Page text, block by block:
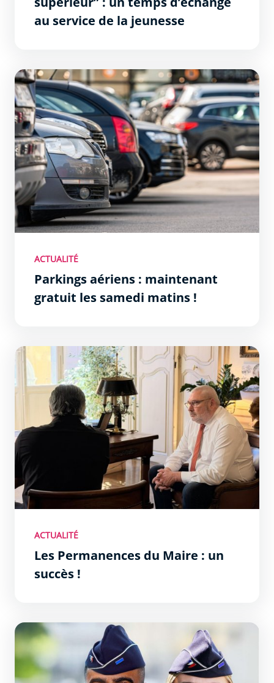
au service de la jeunesse
Parkings aériens : maintenant gratuit les samedi matins
ACTUALITÉ
Parkings aériens : maintenant
gratuit les samedi matins !
Les Permanences du Maire : un succès !
ACTUALITÉ
Les Permanences du Maire : un
succès !
La Police Nationale recrute dans la Zone Sud